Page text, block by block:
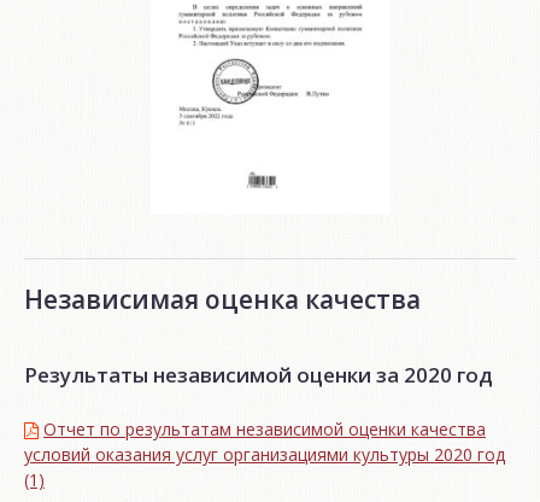
Независимая оценка качества
Результаты независимой оценки за 2020 год
Отчет по результатам независимой оценки качества
условий оказания услуг организациями культуры 2020 год
(1)